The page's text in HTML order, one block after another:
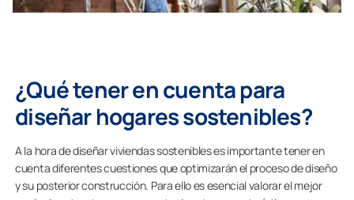
¿Qué tener en cuenta para
diseñar hogares sostenibles?
A la hora de diseñar viviendas sostenibles es importante tener en
cuenta diferentes cuestiones que optimizarán el proceso de diseño
y su posterior construcción. Para ello es esencial valorar el mejor